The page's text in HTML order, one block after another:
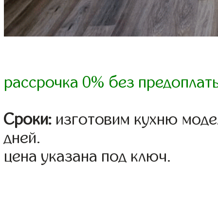
рассрочка 0% без
Сроки: изготовим кухню
дней.
цена указана под ключ.